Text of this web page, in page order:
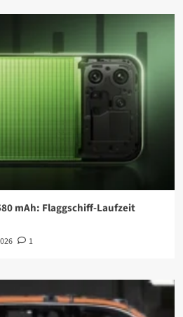
mAh: Flaggschiff-Laufzeit
1